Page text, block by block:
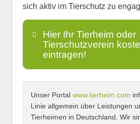
sich aktiv im Tierschutz zu
Hier Ihr Tierheim oder
Tierschutzverein
eintragen!
Name*
Unser Portal www.tierheim.com
Linie allgemein über Leistungen
Tierheimen in Deutschland. Wir